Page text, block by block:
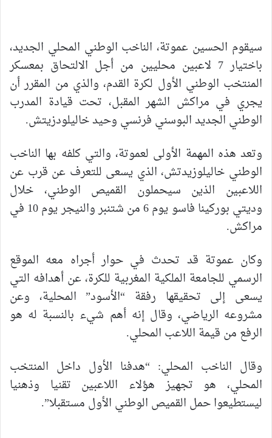
سيقوم الحسين عموتة، الناخب الوطني المحلي الجديد،
باختيار 7 لاعبين محليين من أجل الالتحاق بمعسكر
المنتخب الوطني الأول لكرة القدم، والذي من المقرر أن
يجري في مراكش الشهر المقبل، تحت قيادة المدرب
الوطني الجديد البوسني فرنسي وحيد خاليلودزيتش.
وتعد هذه المهمة الأولى لعموتة، والتي كلفه بها الناخب
الوطني خاليلوزيدتش، الذي يسعى للتعرف عن قرب عن
اللاعبين الذين سيحملون القميص الوطني، خلال
وديتي
بوركينا فاسو يوم 6 من شتنبر والنيجر يوم 10 في
مراكش.
وكان عموتة قد تحدث في حوار أجراه معه الموقع
الرسمي للجامعة الملكية المغربية للكرة، عن أهدافه التي
يسعى إلى تحقيقها رفقة “الأسود” المحلية، وعن
مشروعه الرياضي، وقال إنه أهم شيء بالنسبة له هو
الرفع من قيمة اللاعب المحلي.
وقال الناخب المحلي: “هدفنا الأول داخل المنتخب
المحلي، هو تجهيز هؤلاء اللاعبين تقنيا وذهنيا
ليستطيعوا حمل القميص الوطني الأول مستقبلا”.